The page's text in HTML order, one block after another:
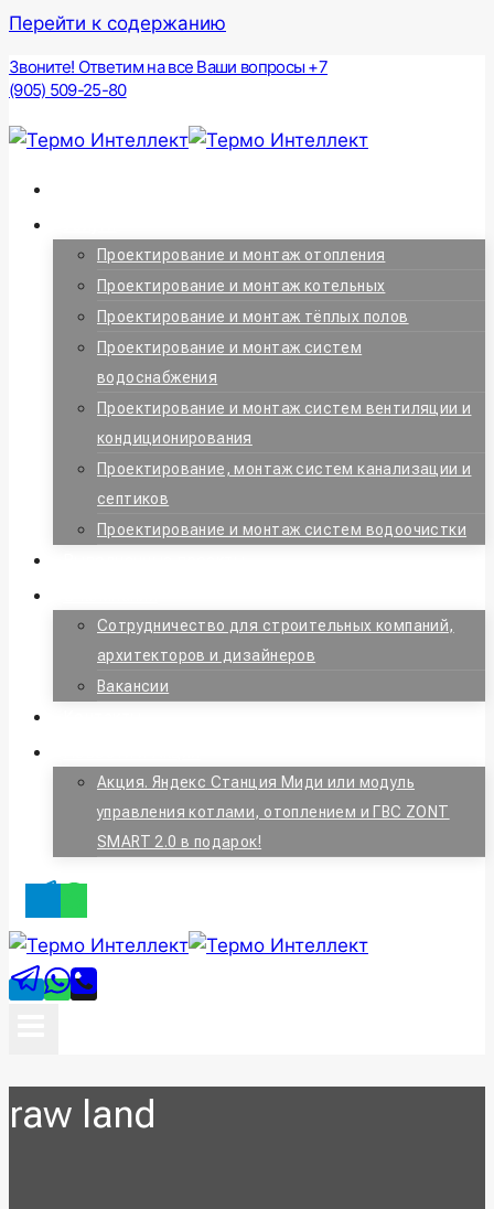
Перейти к содержанию
Звоните! Ответим на все Ваши вопросы +7
(905) 509-25-80
Проектирование и монтаж отопления
Проектирование и монтаж котельных
Проектирование и монтаж тёплых полов
Проектирование и монтаж систем
водоснабжения
Проектирование и монтаж систем вентиляции и
кондиционирования
Проектирование, монтаж систем канализации и
септиков
Проектирование и монтаж систем водоочистки
Сотрудничество для строительных компаний,
архитекторов и дизайнеров
Вакансии
Акция. Яндекс Станция Миди или модуль
управления котлами, отоплением и ГВС ZONT
SMART 2.0 в подарок!
raw land